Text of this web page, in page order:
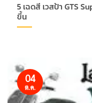
5 เฉดสี เวสป้า GTS
ขึ้น
04
ต.ค.